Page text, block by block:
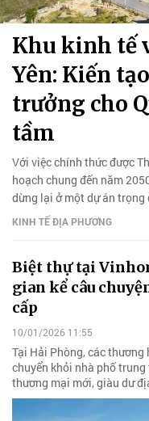
Khu kinh tế
Yên: Kiến
trưởng cho
tầm
Với việc chính thức được
hoạch chung đến năm
dừng lại ở một dự án trọng
động lực" mới.
KINH TẾ ĐỊA PHƯƠNG
Biệt thự tại
gian kể câu
cấp
10/01/2026 11:55
Tại Hải Phòng, các
chuyển khỏi nhà phố
thương mại mới, giàu dư